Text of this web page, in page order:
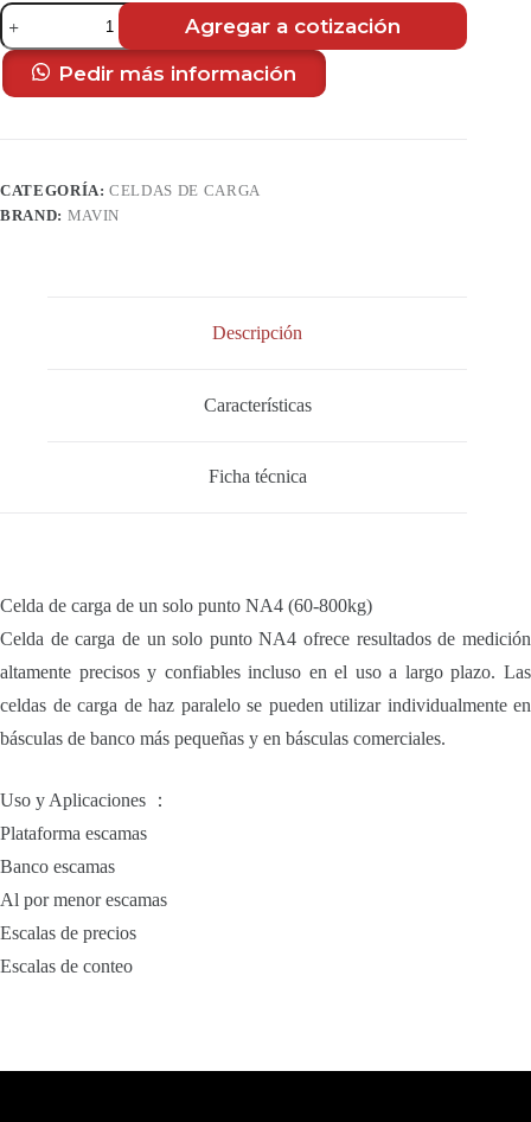
Celda
de
carga
punto
cantidad
Agregar a cotización
Pedir más información
CATEGORÍA:CELDAS DE CARGA
BRAND: MAVIN
Descripción
Características
Ficha técnica
Celda de carga de un solo punto NA4 (60-800kg)
Celda de carga de un solo punto NA4 ofrece resultados de medición
altamente precisos y confiables incluso en el uso a largo plazo. Las
celdas de carga de haz paralelo se pueden utilizar individualmente en
básculas de banco más pequeñas y en básculas comerciales.
Uso y Aplicaciones ：
Plataforma escamas
Banco escamas
Al por menor escamas
Escalas de precios
Escalas de conteo